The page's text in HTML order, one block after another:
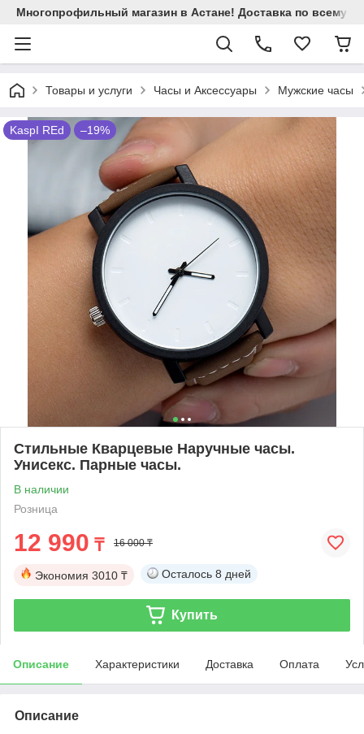
Многопрофильный магазин в Астане! Доставка по всему
Товары и услуги Часы и Аксессуары Мужские часы
KaspI REd –19%
Стильные Кварцевые Наручные часы.
Унисекс. Парные часы.
В наличии
Розница
12 990 ₸ 16 000 ₸
Экономия 3010 ₸ Осталось 8 дней
Купить
Описание Характеристики Доставка Оплата
Описание